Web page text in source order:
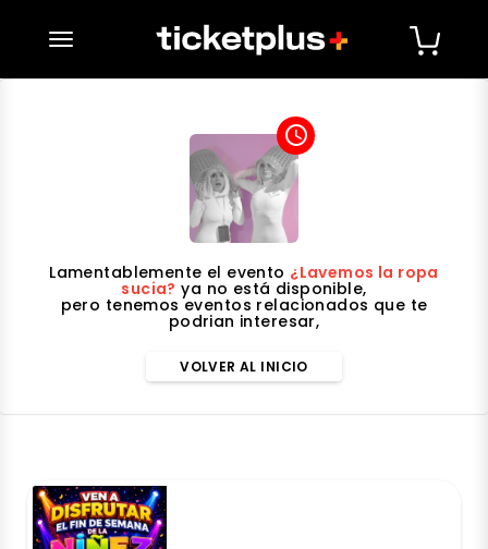
desplegar navegación
access_time
Lamentablemente el evento ¿Lavemos la ropa
sucia? ya no está disponible,
pero tenemos eventos relacionados que te
podrian interesar,
VOLVER AL INICIO